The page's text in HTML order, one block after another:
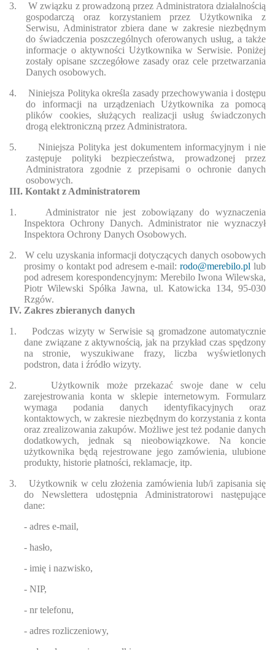
3.
W związku z prowadzoną przez Administratora działalnością
gospodarczą oraz korzystaniem przez Użytkownika z
Serwisu, Administrator zbiera dane w zakresie niezbędnym
do świadczenia poszczególnych oferowanych usług, a także
informacje o aktywności Użytkownika w Serwisie. Poniżej
zostały opisane szczegółowe zasady oraz cele przetwarzania
Danych osobowych.
4.
Niniejsza Polityka określa zasady przechowywania i dostępu
do informacji na urządzeniach Użytkownika za pomocą
plików cookies, służących realizacji usług świadczonych
drogą elektroniczną przez Administratora.
5.
Niniejsza Polityka jest dokumentem informacyjnym i nie
zastępuje polityki bezpieczeństwa, prowadzonej przez
Administratora zgodnie z przepisami o ochronie danych
osobowych.
III. Kontakt z Administratorem
1.
Administrator nie jest zobowiązany do wyznaczenia
Inspektora Ochrony Danych. Administrator nie wyznaczył
Inspektora Ochrony Danych Osobowych.
2.
W celu uzyskania informacji dotyczących danych osobowych
prosimy o kontakt pod adresem e-mail:rodo@merebilo.pl lub
pod adresem korespondencyjnym: Merebilo Iwona Wilewska,
Piotr Wilewski Spółka Jawna, ul. Katowicka 134, 95-030
Rzgów.
IV. Zakres zbieranych danych
1.
Podczas wizyty w Serwisie są gromadzone automatycznie
dane związane z aktywnością, jak na przykład czas spędzony
na stronie, wyszukiwane frazy, liczba wyświetlonych
podstron, data i źródło wizyty.
2.
Użytkownik może przekazać swoje dane w celu
zarejestrowania konta w sklepie internetowym. Formularz
wymaga podania danych identyfikacyjnych oraz
kontaktowych, w zakresie niezbędnym do korzystania z konta
oraz zrealizowania zakupów. Możliwe jest też podanie danych
dodatkowych, jednak są nieobowiązkowe. Na koncie
użytkownika będą rejestrowane jego zamówienia, ulubione
produkty, historie płatności, reklamacje, itp.
3.
Użytkownik w celu złożenia zamówienia lub/i zapisania się
do Newslettera udostępnia Administratorowi następujące
dane:
- adres e-mail,
- hasło,
- imię i nazwisko,
- NIP,
- nr telefonu,
- adres rozliczeniowy,